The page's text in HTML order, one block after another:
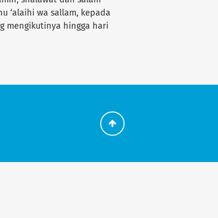
‘alaihi wa sallam, kepada
mengikutinya hingga hari
Go
back
top